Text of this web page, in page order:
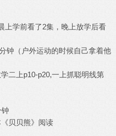
上学前看了2集，晚上放学后看
户外运动的时候自己拿着他
二上p10-p20,一上抓聪明线第
贝贝熊》阅读